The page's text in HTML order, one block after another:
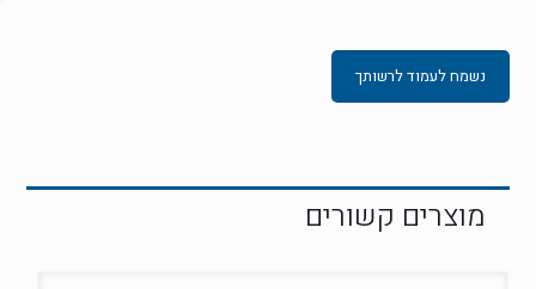
נשמח לעמוד לרשותך